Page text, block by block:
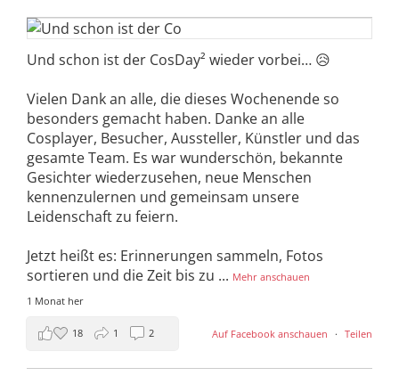
Und schon ist der CosDay² wieder vorbei… 😥
Vielen Dank an alle, die dieses Wochenende so
besonders gemacht haben. Danke an alle
Cosplayer, Besucher, Aussteller, Künstler und das
gesamte Team. Es war wunderschön, bekannte
Gesichter wiederzusehen, neue Menschen
kennenzulernen und gemeinsam unsere
Leidenschaft zu feiern.
Jetzt heißt es: Erinnerungen sammeln, Fotos
sortieren und die Zeit bis zu ... Mehr anschauen
1 Monat her
Auf Facebook anschauen · Teilen
18 1 2